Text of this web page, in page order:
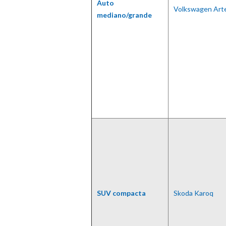
Auto
mediano/grande
Volkswagen
SUV compacta Skoda Karoq